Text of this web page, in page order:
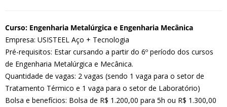
Curso: Engenharia Metalúrgica e Engenharia Mecânica
Empresa: USISTEEL Aço + Tecnologia
Pré-requisitos: Estar cursando a partir do 6º período dos cursos
de Engenharia Metalúrgica e Mecânica.
Quantidade de vagas: 2 vagas (sendo 1 vaga para o setor de
Tratamento Térmico e 1 vaga para o setor de Laboratório)
Bolsa e benefícios: Bolsa de R$ 1.200,00 para 5h ou R$ 1.300,00